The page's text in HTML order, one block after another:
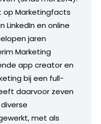
Marketingfacts
LinkedIn en online
jaren
Marketing
app creator en
bij een full-
daarvoor zeven
met als